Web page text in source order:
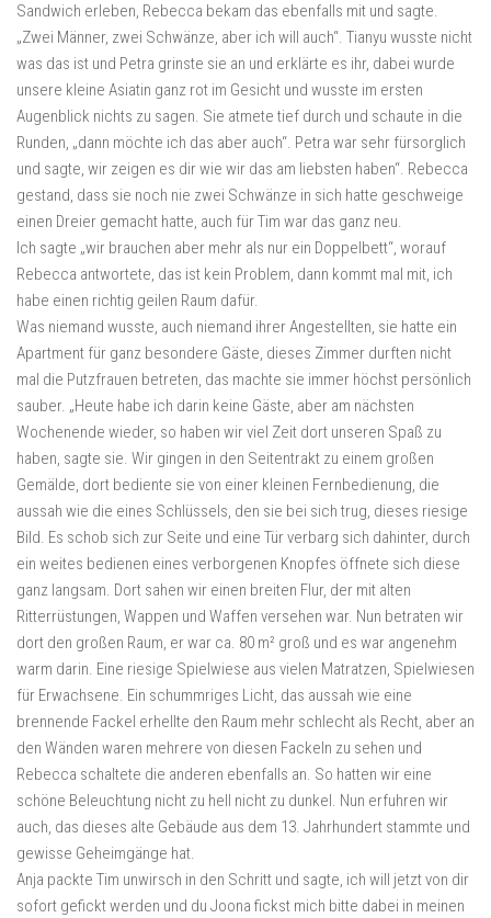
Sandwich erleben, Rebecca bekam das ebenfalls mit und sagte.
„Zwei Männer, zwei Schwänze, aber ich will auch“. Tianyu wusste nicht
was das ist und Petra grinste sie an und erklärte es ihr, dabei wurde
unsere kleine Asiatin ganz rot im Gesicht und wusste im ersten
Augenblick nichts zu sagen. Sie atmete tief durch und schaute in die
Runden, „dann möchte ich das aber auch“. Petra war sehr fürsorglich
und sagte, wir zeigen es dir wie wir das am liebsten haben“. Rebecca
gestand, dass sie noch nie zwei Schwänze in sich hatte geschweige
einen Dreier gemacht hatte, auch für Tim war das ganz neu.
Ich sagte „wir brauchen aber mehr als nur ein Doppelbett“, worauf
Rebecca antwortete, das ist kein Problem, dann kommt mal mit, ich
habe einen richtig geilen Raum dafür.
Was niemand wusste, auch niemand ihrer Angestellten, sie hatte ein
Apartment für ganz besondere Gäste, dieses Zimmer durften nicht
mal die Putzfrauen betreten, das machte sie immer höchst persönlich
sauber. „Heute habe ich darin keine Gäste, aber am nächsten
Wochenende wieder, so haben wir viel Zeit dort unseren Spaß zu
haben, sagte sie. Wir gingen in den Seitentrakt zu einem großen
Gemälde, dort bediente sie von einer kleinen Fernbedienung, die
aussah wie die eines Schlüssels, den sie bei sich trug, dieses riesige
Bild. Es schob sich zur Seite und eine Tür verbarg sich dahinter, durch
ein weites bedienen eines verborgenen Knopfes öffnete sich diese
ganz langsam. Dort sahen wir einen breiten Flur, der mit alten
Ritterrüstungen, Wappen und Waffen versehen war. Nun betraten wir
dort den großen Raum, er war ca. 80 m² groß und es war angenehm
warm darin. Eine riesige Spielwiese aus vielen Matratzen, Spielwiesen
für Erwachsene. Ein schummriges Licht, das aussah wie eine
brennende Fackel erhellte den Raum mehr schlecht als Recht, aber an
den Wänden waren mehrere von diesen Fackeln zu sehen und
Rebecca schaltete die anderen ebenfalls an. So hatten wir eine
schöne Beleuchtung nicht zu hell nicht zu dunkel. Nun erfuhren wir
auch, das dieses alte Gebäude aus dem 13. Jahrhundert stammte und
gewisse Geheimgänge hat.
Anja packte Tim unwirsch in den Schritt und sagte, ich will jetzt von dir
sofort gefickt werden und du Joona fickst mich bitte dabei in meinen